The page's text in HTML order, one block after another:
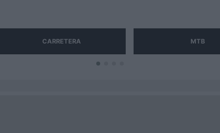
CARRETERA MTB